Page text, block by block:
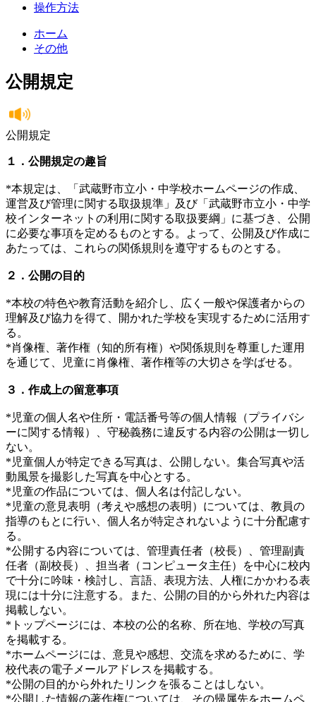
操作方法
ホーム
その他
公開規定
公開規定
１．公開規定の趣旨
*本規定は、「武蔵野市立小・中学校ホームページの作成、
運営及び管理に関する取扱規準」及び「武蔵野市立小・中学
校インターネットの利用に関する取扱要綱」に基づき、公開
に必要な事項を定めるものとする。よって、公開及び作成に
あたっては、これらの関係規則を遵守するものとする。
２．公開の目的
*本校の特色や教育活動を紹介し、広く一般や保護者からの
理解及び協力を得て、開かれた学校を実現するために活用す
る。
*肖像権、著作権（知的所有権）や関係規則を尊重した運用
を通じて、児童に肖像権、著作権等の大切さを学ばせる。
３．作成上の留意事項
*児童の個人名や住所・電話番号等の個人情報（プライバシ
ーに関する情報）、守秘義務に違反する内容の公開は一切し
ない。
*児童個人が特定できる写真は、公開しない。集合写真や活
動風景を撮影した写真を中心とする。
*児童の作品については、個人名は付記しない。
*児童の意見表明（考えや感想の表明）については、教員の
指導のもとに行い、個人名が特定されないように十分配慮す
る。
*公開する内容については、管理責任者（校長）、管理副責
任者（副校長）、担当者（コンピュータ主任）を中心に校内
で十分に吟味・検討し、言語、表現方法、人権にかかわる表
現には十分に注意する。また、公開の目的から外れた内容は
掲載しない。
*トップページには、本校の公的名称、所在地、学校の写真
を掲載する。
*ホームページには、意見や感想、交流を求めるために、学
校代表の電子メールアドレスを掲載する。
*公開の目的から外れたリンクを張ることはしない。
*公開した情報の著作権については、その帰属先をホームペ